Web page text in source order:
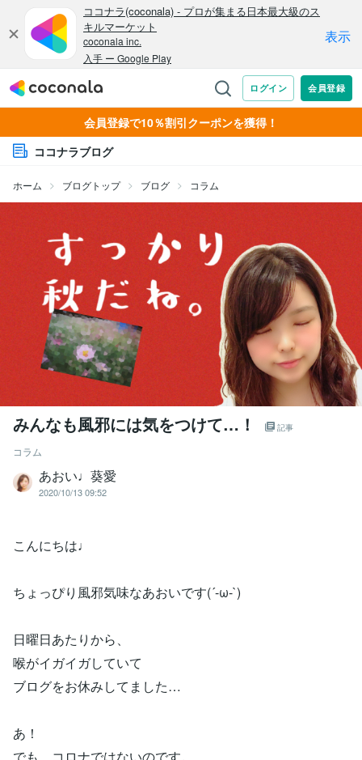
会員登録で10％割引クーポンを獲得！
ココナラブログ
ホーム ブログトップ ブログ コラム
みんなも風邪には気をつけて…！ 記事
コラム
あおい♩葵愛
2020/10/13 09:52
こんにちは♩
ちょっぴり風邪気味なあおいです(´-ω-`)
日曜日あたりから、
喉がイガイガしていて
ブログをお休みしてました…
あ！
でも、コロナではないのです。